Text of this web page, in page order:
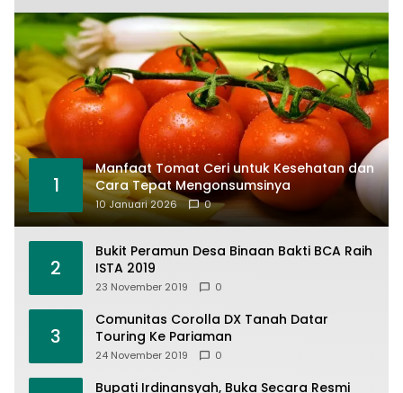
1
Manfaat Tomat Ceri untuk Kesehatan dan
Cara Tepat Mengonsumsinya
10 Januari 2026 0
2
Bukit Peramun Desa Binaan Bakti BCA Raih
ISTA 2019
23 November 2019 0
3
Comunitas Corolla DX Tanah Datar
Touring Ke Pariaman
24 November 2019 0
Bupati Irdinansyah, Buka Secara Resmi